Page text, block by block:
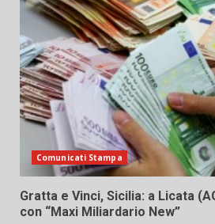
Comunicati Stampa
Gratta e Vinci, Sicilia: a Licata
con “Maxi Miliardario New”